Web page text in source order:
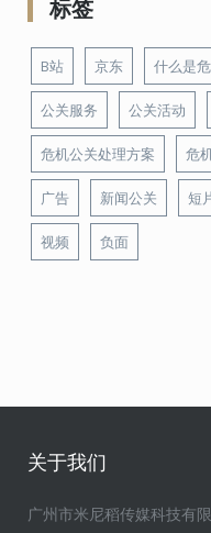
标签
B站 京东 什么是
公关服务 公关活动
危机公关处理方案 危
广告 新闻公关 短
视频 负面
关于我们
广州市米尼稻传媒科技有